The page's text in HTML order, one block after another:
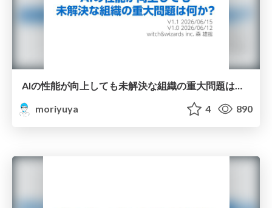
AIの性能が向上しても未解決な組織の重大問題は何か?/An Unsolved Organizational Problem in the Age of AI
moriyuya
4 890